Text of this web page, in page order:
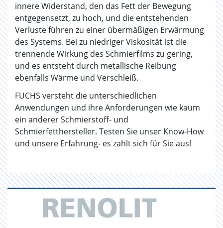
innere Widerstand, den das Fett der Bewegung
entgegensetzt, zu hoch, und die entstehenden
Verluste führen zu einer übermäßigen Erwärmung
des Systems. Bei zu niedriger Viskosität ist die
trennende Wirkung des Schmierfilms zu gering,
und es entsteht durch metallische Reibung
ebenfalls Wärme und Verschleiß.
FUCHS versteht die unterschiedlichen
Anwendungen und ihre Anforderungen wie kaum
ein anderer Schmierstoff- und
Schmierfetthersteller. Testen Sie unser Know-How
und unsere Erfahrung- es zahlt sich für Sie aus!